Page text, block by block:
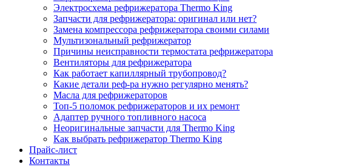
Электросхема рефрижератора Thermo King
Запчасти для рефрижератора: оригинал или нет?
Замена компрессора рефрижератора своими силами
Мультизональный рефрижератор
Причины неисправности термостата рефрижератора
Вентиляторы для рефрижератора
Как работает капиллярный трубопровод?
Какие детали реф-ра нужно регулярно менять?
Масла для рефрижераторов
Топ-5 поломок рефрижераторов и их ремонт
Адаптер ручного топливного насоса
Неоригинальные запчасти для Thermo King
Как выбрать рефрижератор Thermo King
Прайс-лист
Контакты